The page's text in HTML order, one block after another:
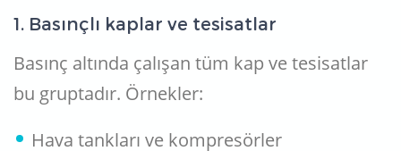
1. Basınçlı kaplar ve tesisatlar
Basınç altında çalışan tüm kap ve tesisatlar
bu gruptadır. Örnekler:
Hava tankları ve kompresörler